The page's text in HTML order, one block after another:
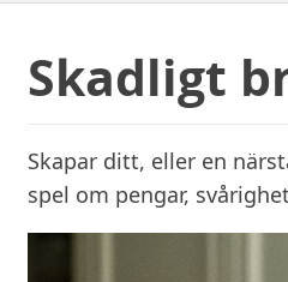
Skadligt
Skapar ditt, eller en
spel om pengar,